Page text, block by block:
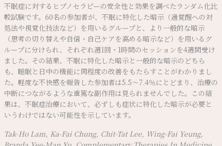
不眠症に対するヒプノセラピーの安全性と効果を調べたランダム化比
較試験です。60名の参加者が、不眠に特化した暗示（過覚醒への対
処法や視覚化技法など）を用いるグループと、より一般的な暗示
（思考の切り替えや自信・自己ケアを高める暗示など）を用いるグ
ループに分けられ、それぞれ週1回・1時間のセッションを4週間受け
ました。その結果、不眠に特化した暗示と一般的な暗示のどちら
も、睡眠と日中の機能に同程度の改善をもたらすことがわかりまし
た。軽度な不快感を報告した参加者は5.5〜7.4％にとどまり、治療の
中断につながるような重篤な副作用は見られませんでした。この結
果は、不眠症治療において、必ずしも症状に特化した暗示が必要と
いうわけではない可能性を示しています。
Tak-Ho Lam, Ka-Fai Chung, Chit-Tat Lee, Wing-Fai Yeung,